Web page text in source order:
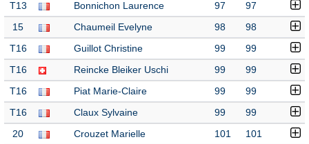
T13 Bonnichon Laurence 97 97
15 Chaumeil Evelyne 98 98
T16 Guillot Christine 99 99
T16 Reincke Bleiker Uschi 99 99
T16 Piat Marie-Claire 99 99
T16 Claux Sylvaine 99 99
20 Crouzet Marielle 101 101